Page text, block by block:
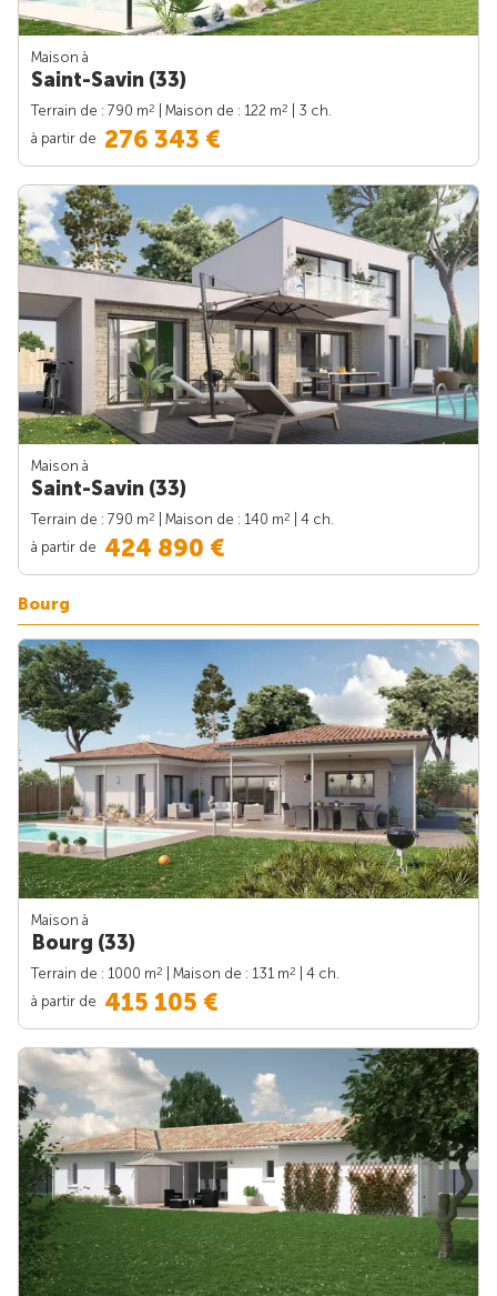
Maison à
Saint-Savin (33)
Terrain de : 790 m2 | Maison de : 122 m2
| 3 ch.
à partir de 276 343 €
Maison à
Saint-Savin (33)
Terrain de : 790 m2 | Maison de : 140 m2
| 4 ch.
à partir de 424 890 €
Bourg
Maison à
Bourg (33)
Terrain de : 1000 m2 | Maison de : 131 m2
| 4 ch.
à partir de 415 105 €